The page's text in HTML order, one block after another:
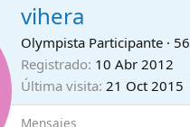
vihera
Olympista Participante · 56
Registrado 10 Abr 2012
Última visita 21 Oct 2015
Mensajes